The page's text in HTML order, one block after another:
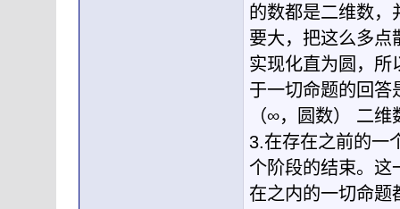
的数都是二维数，
要大，把这么多点
实现化直为圆，所
于一切命题的回答
（∞，圆数） 二维
3.在存在之前的一
个阶段的结束。这
在之内的一切命题